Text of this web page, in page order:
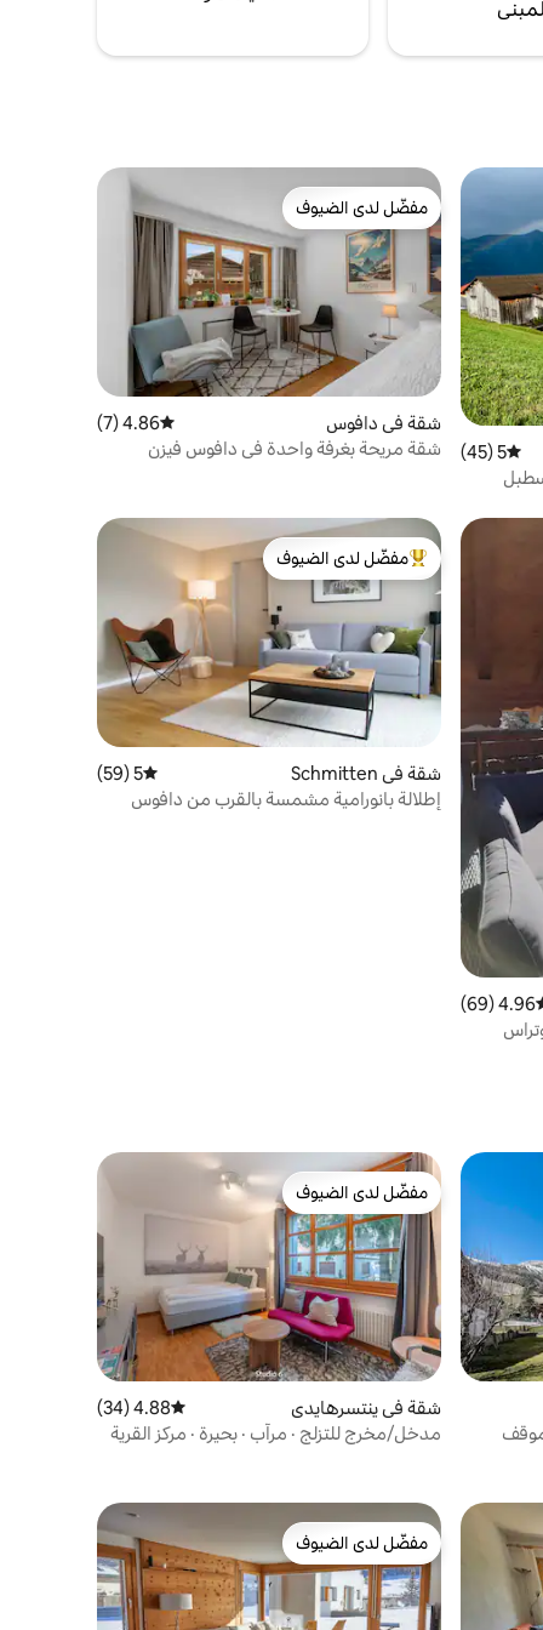
متوسط التقييم 5 من 5، 45 مراجعات
5 (45)
مفضّل لدى الضيوف
مفضّل لدى الضيوف
شقة في دافوس متوسط التقييم 4.86 من 5، 7 مراجعات
4.86 (7)
شقة مريحة بغرفة واحدة في دافوس فيزن
التقييم 4.96 من 5، 69 مراجعات
4.96 (69)
من أبرز البيوت المفضّلة لدى الضيوف
مفضّل لدى الضيوف
شقة في Schmitten متوسط التقييم 5 من 5، 59 مراجعات
5 (59)
إطلالة بانورامية مشمسة بالقرب من دافوس
نوم وموقف
مفضّل لدى الضيوف
مفضّل لدى الضيوف
شقة في ينتسرهايدي متوسط التقييم 4.88 من 5، 34 مراجعات
4.88 (34)
مدخل/مخرج للتزلج · مرآب · بحيرة · مركز القرية
مفضّل لدى الضيوف
مفضّل لدى الضيوف